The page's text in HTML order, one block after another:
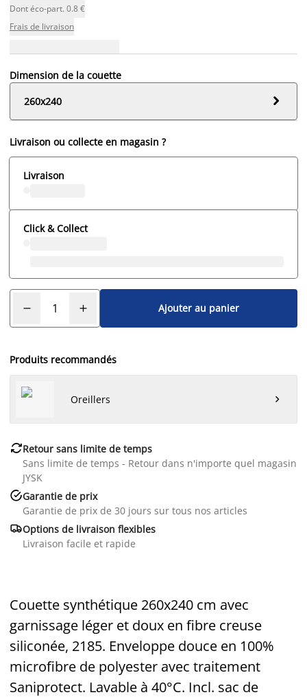
Dont éco-part. 0.8 €
Frais de livraison
Dimension de la couette
260x240

Livraison ou collecte en magasin ?
Livraison
Click & Collect
Ajouter au panier
Produits recommandés
Oreillers 
Retour sans limite de temps
Sans limite de temps - Retour dans n'importe quel magasin
JYSK
Garantie de prix
Garantie de prix de 30 jours sur tous nos articles
Options de livraison flexibles
Livraison facile et rapide
Couette synthétique 260x240 cm avec
garnissage léger et doux en fibre creuse
siliconée, 2185. Enveloppe douce en 100%
microfibre de polyester avec traitement
Saniprotect. Lavable à 40°C. Incl. sac de